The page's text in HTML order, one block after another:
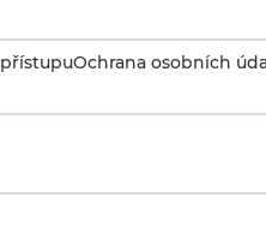
Ochrana osobních